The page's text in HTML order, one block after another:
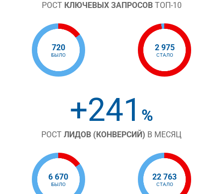
РОСТ КЛЮЧЕВЫХ ЗАПРОСОВТОП-10
720
БЫЛО
2 975
СТАЛО
+241 %
РОСТ ЛИДОВ (КОНВЕРСИЙ) В МЕСЯЦ
6 670
БЫЛО
22 763
СТАЛО